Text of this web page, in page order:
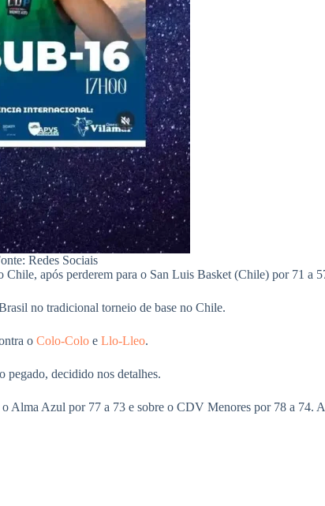
Redes Sociais
Chile, após perderem para o San Luis Basket (Chile) por 71 a
no tradicional torneio de base no Chile.
o Colo-Colo e Llo-Lleo.
pegado, decidido nos detalhes.
Alma Azul por 77 a 73 e sobre o CDV Menores por 78 a 74.